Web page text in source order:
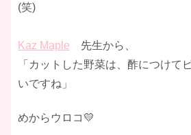
(笑)
Kaz Maple 先生から、
「カットした野菜は、酢につけて
いですね」
めからウロコ💛